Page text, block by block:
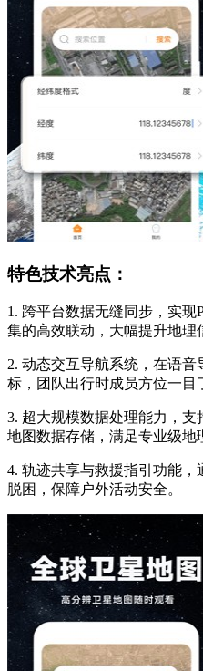
特色技术亮点：
1. 跨平台数据无缝同步，实
集的高效联动，大幅提升地理
2. 动态交互导航系统，在语
标，团队出行时成员方位一目
3. 超大规模数据处理能力，支
地图数据存储，满足专业级地
4. 轨迹共享与救援指引功能
脱困，保障户外活动安全。